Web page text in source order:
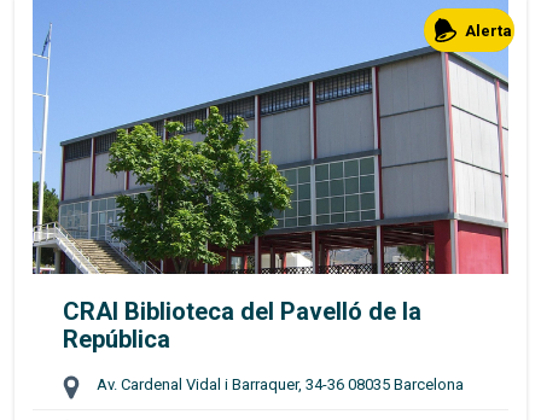
CRAI Biblioteca del Pavelló de la
República
Av. Cardenal Vidal i Barraquer, 34-36 08035 Barcelona
Alerta